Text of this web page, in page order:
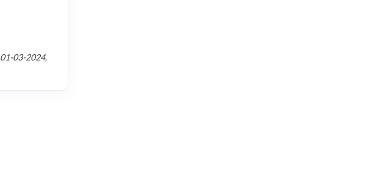
01-03-2024,